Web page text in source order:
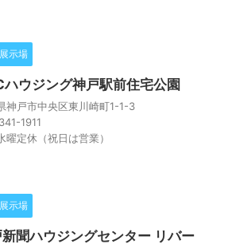
示場
ハウジング神戸駅前住宅公園
神戸市中央区東川崎町1-1-3
1911
曜定休（祝日は営業）
示場
聞ハウジングセンター リバー